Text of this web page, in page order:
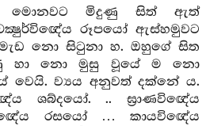
මොනවට මිදුණු සිත් ඇත්
රූපයෝ ඇස්හමුවට
නො සිටුනා හ. ඔහුගේ සිත
හා නො මුසු වූයේ ම නො
වෙයි. ව්‍යය අනුවත් දක්නේ ය.
ශබ්දයෝ. .. ඝ්‍රාණවිඥේය
රසයෝ … කායවිඥේය